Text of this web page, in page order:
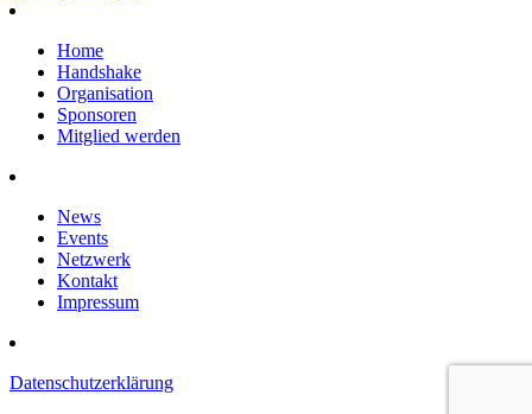
Home
Handshake
Organisation
Sponsoren
Mitglied werden
News
Events
Netzwerk
Kontakt
Impressum
Datenschutzerklärung